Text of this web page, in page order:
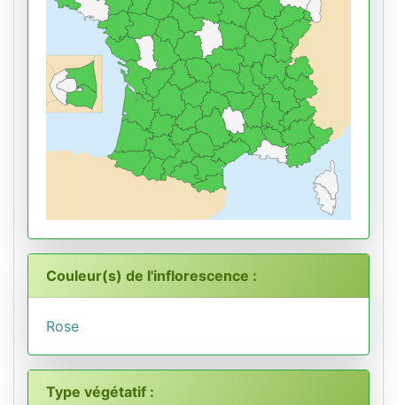
Couleur(s) de l'inflorescence :
Rose
Type végétatif :